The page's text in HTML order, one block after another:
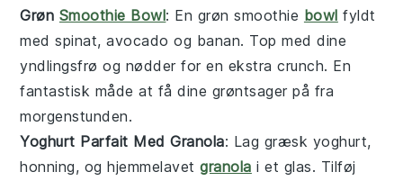
Grøn Smoothie Bowl: En grøn smoothie bowl fyldt
med spinat, avocado og banan. Top med dine
yndlingsfrø og nødder for en ekstra crunch. En
fantastisk måde at få dine grøntsager på fra
morgenstunden.
Yoghurt Parfait Med Granola: Lag græsk yoghurt,
honning, og hjemmelavetgranola i et glas. Tilføj